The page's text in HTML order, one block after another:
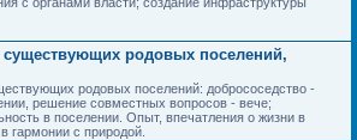
существующих родовых поселений,
родовых поселений: добрососедство -
решение совместных вопросов - вече;
в поселении. Опыт, впечатления о жизни в
гармонии с природой.